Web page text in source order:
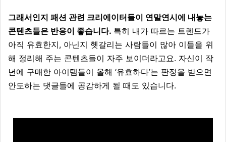
그래서인지 패션 관련 크리에이터들이 연말연시에 내놓는
콘텐츠들은 반응이 좋습니다. 특히 내가 따르는 트렌드가
아직 유효한지, 아닌지 헷갈리는 사람들이 많아 이들을 위
해 정리해 주는 콘텐츠들이 자주 보이더라고요. 자신이 작
년에 구매한 아이템들이 올해 ‘유효하다’는 판정을 받으면
안도하는 댓글들에 공감하게 될 때도 있습니다.